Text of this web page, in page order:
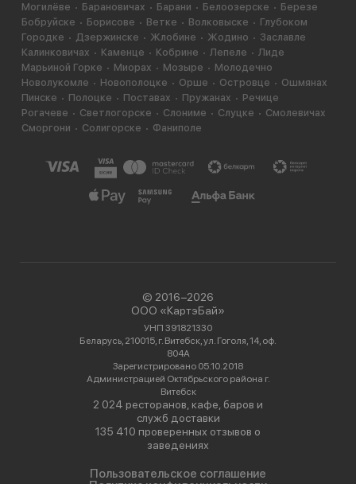
Могилёве
Барановичах Барани Белоозерске
Березе
Бобруйске
Борисове Ветке Волковыске
Глубоком
Городке
Дзержинске Жлобине Жодино
Заславле
Калинковичах
Каменце Кобрине Лепеле
Лиде
Марьиной Горке
Миорах Мозыре
Молодечно
Новолукомле
Новополоцке Орше Островце
Ошмянах
Пинске
Полоцке Поставах Пружанах
Речице
Рогачеве
Светлогорске Слониме Слуцке
Смолевичах
Сморгони
Солигорске Фаниполе
© 2016−2026
ООО «КартэБай»
УНП 391821330
Беларусь, 210015, г. Витебск, ул. Гоголя, 14, оф.
804А
Зарегистрировано 05.10.2018
Администрацией Октябрьского района г.
Витебск
2 024 ресторанов, кафе, баров и
служб доставки
135 410 проверенных отзывов о
заведениях
Пользовательское соглашение